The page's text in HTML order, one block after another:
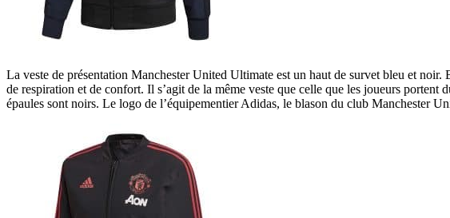
La veste de présentation Manchester United Ultimate est un haut de survet bleu et
de respiration et de confort. Il s’agit de la même veste que celle que les joueurs
épaules sont noirs. Le logo de l’équipementier Adidas, le blason du club Manchester